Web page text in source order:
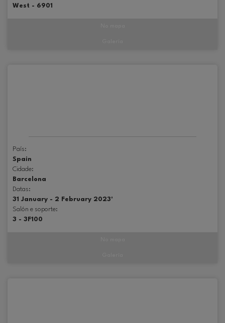
West - 6901
País:
Spain
Cidade:
Barcelona
Datas:
31 January - 2 February 2023'
Salón e soporte:
3 - 3F100